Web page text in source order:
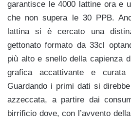
garantisce le 4000 lattine ora e
che non supera le 30 PPB.
lattina si è cercato una
gettonato formato da 33cl
più alto e snello della capienza
grafica accattivante e
Guardando i primi dati si
azzeccata, a partire dai
birrificio dove, con l’avvento